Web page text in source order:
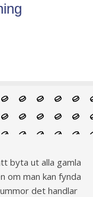
byta ut alla gamla
om man kan fynda
det handlar